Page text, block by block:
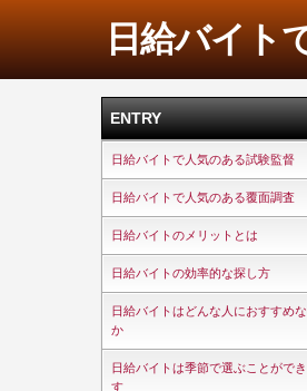
日給バイト
ENTRY
日給バイトで人気のある試験監督
日給バイトで人気のある覆面調査
日給バイトのメリットとは
日給バイトの効率的な探し方
日給バイトはどんな人におすすめ
か
日給バイトは季節で選ぶことができ
す